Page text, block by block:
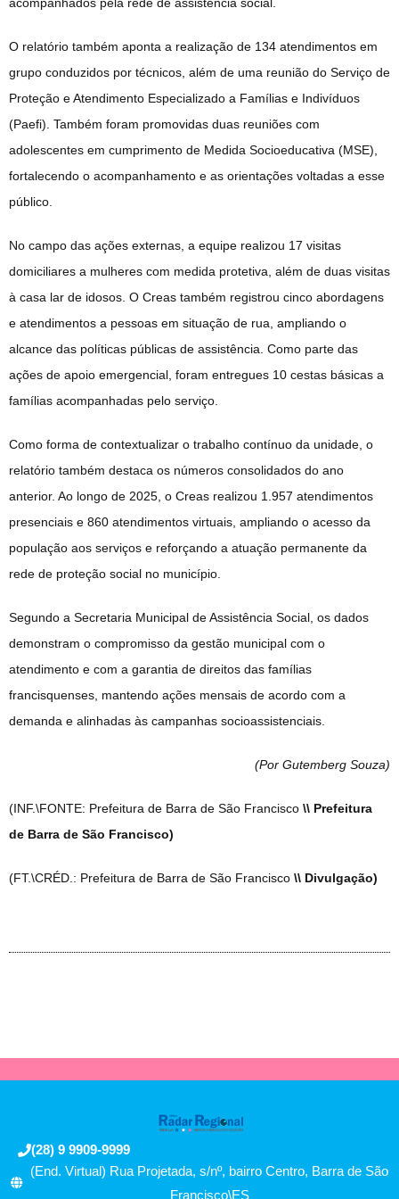
O relatório também aponta a realização de 134 atendimentos em
grupo conduzidos por técnicos, além de uma reunião do Serviço de
Proteção e Atendimento Especializado a Famílias e Indivíduos
(Paefi). Também foram promovidas duas reuniões com
adolescentes em cumprimento de Medida Socioeducativa (MSE),
fortalecendo o acompanhamento e as orientações voltadas a esse
público.
No campo das ações externas, a equipe realizou 17 visitas
domiciliares a mulheres com medida protetiva, além de duas visitas
à casa lar de idosos. O Creas também registrou cinco abordagens
e atendimentos a pessoas em situação de rua, ampliando o
alcance das políticas públicas de assistência. Como parte das
ações de apoio emergencial, foram entregues 10 cestas básicas a
famílias acompanhadas pelo serviço.
Como forma de contextualizar o trabalho contínuo da unidade, o
relatório também destaca os números consolidados do ano
anterior. Ao longo de 2025, o Creas realizou 1.957 atendimentos
presenciais e 860 atendimentos virtuais, ampliando o acesso da
população aos serviços e reforçando a atuação permanente da
rede de proteção social no município.
Segundo a Secretaria Municipal de Assistência Social, os dados
demonstram o compromisso da gestão municipal com o
atendimento e com a garantia de direitos das famílias
francisquenses, mantendo ações mensais de acordo com a
demanda e alinhadas às campanhas socioassistenciais.
(Por Gutemberg Souza)
(INF.\FONTE: Prefeitura de Barra de São Francisco \\ Prefeitura
de Barra de São Francisco)
(FT.\CRÉD.: Prefeitura de Barra de São Francisco \\ Divulgação)
(28) 9 9909-9999
(End. Virtual) Rua Projetada, s/nº, bairro Centro, Barra de São
Francisco\ES